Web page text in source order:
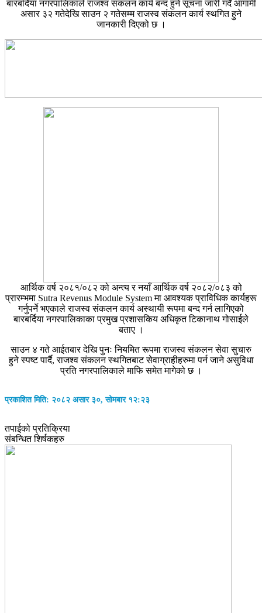
बारबर्दिया नगरपालिकाले राजश्व संकलन कार्य बन्द हुने सूचना जारी गर्दै आगामी
असार ३२ गतेदेखि साउन २ गतेसम्म राजस्व संकलन कार्य स्थगित हुने
जानकारी दिएको छ ।
आर्थिक वर्ष २०८१/०८२ को अन्त्य र नयाँ आर्थिक वर्ष २०८२/०८३ को
प्रारम्भमा Sutra Revenus Module System मा आवश्यक प्राविधिक कार्यहरू
गर्नुपर्ने भएकाले राजस्व संकलन कार्य अस्थायी रूपमा बन्द गर्न लागिएको
बारबर्दिया नगरपालिकाका प्रमुख प्रशासकिय अधिकृत टिकानाथ गोसाईले
बताए ।
साउन ४ गते आईतबार देखि पुनः नियमित रूपमा राजस्व संकलन सेवा सुचारु
हुने स्पष्ट पार्दै, राजश्व संकलन स्थगितबाट सेवाग्राहीहरुमा पर्न जाने असुविधा
प्रति नगरपालिकाले माफि समेत मागेको छ ।
प्रकाशित मिति: २०८२ असार ३०, सोमबार १२:२३
तपाईको प्रतिक्रिया
संबन्धित शिर्षकहरु